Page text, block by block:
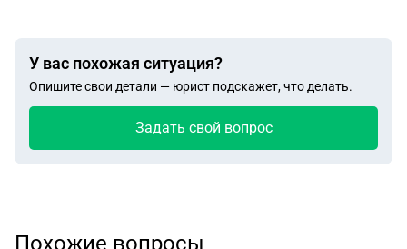
У вас похожая ситуация?
Опишите свои детали — юрист подскажет, что делать.
Задать свой вопрос
Похожие вопросы